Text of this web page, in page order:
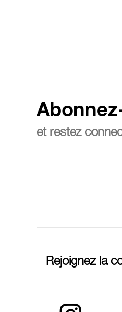
et restez
Rejoignez la